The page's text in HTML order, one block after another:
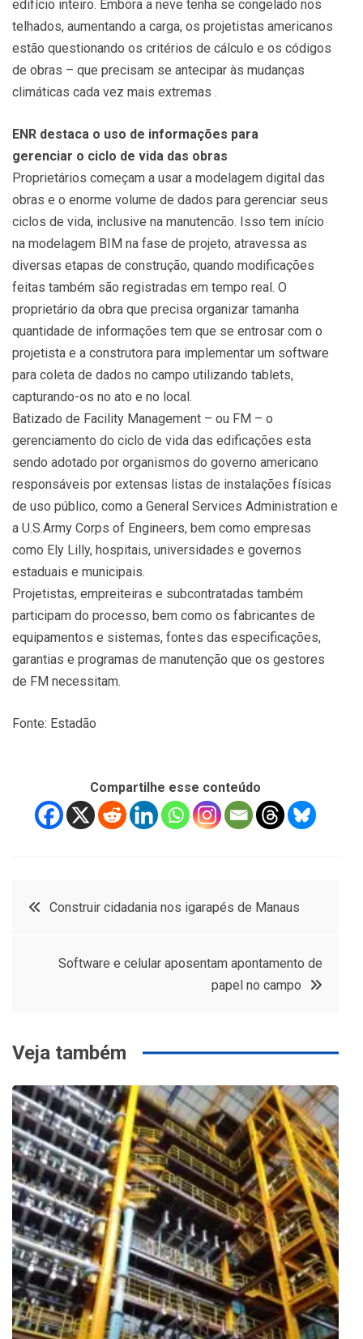
edifício inteiro. Embora a neve tenha se congelado nos
telhados, aumentando a carga, os projetistas americanos
estão questionando os critérios de cálculo e os códigos
de obras – que precisam se antecipar às mudanças
climáticas cada vez mais extremas .
ENR destaca o uso de informações para
gerenciar o ciclo de vida das obras
Proprietários começam a usar a modelagem digital das
obras e o enorme volume de dados para gerenciar seus
ciclos de vida, inclusive na manutencão. Isso tem início
na modelagem BIM na fase de projeto, atravessa as
diversas etapas de construção, quando modificações
feitas também são registradas em tempo real. O
proprietário da obra que precisa organizar tamanha
quantidade de informações tem que se entrosar com o
projetista e a construtora para implementar um software
para coleta de dados no campo utilizando tablets,
capturando-os no ato e no local.
Batizado de Facility Management – ou FM – o
gerenciamento do ciclo de vida das edificações esta
sendo adotado por organismos do governo americano
responsáveis por extensas listas de instalações físicas
de uso público, como a General Services Administration e
a U.S.Army Corps of Engineers, bem como empresas
como Ely Lilly, hospitais, universidades e governos
estaduais e municipais.
Projetistas, empreiteiras e subcontratadas também
participam do processo, bem como os fabricantes de
equipamentos e sistemas, fontes das especificações,
garantias e programas de manutenção que os gestores
de FM necessitam.
Fonte: Estadão
Compartilhe esse conteúdo
Navegação
Construir cidadania nos igarapés de Manaus
Software e celular aposentam apontamento de
papel no campo
Veja também